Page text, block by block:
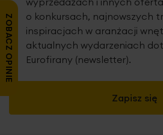
Zapisz się
o konkursach, najnowszych
inspiracjach w aranżacji
aktualnych wydarzeniach
Eurofirany (newsletter).
ZOBACZ OPINIE